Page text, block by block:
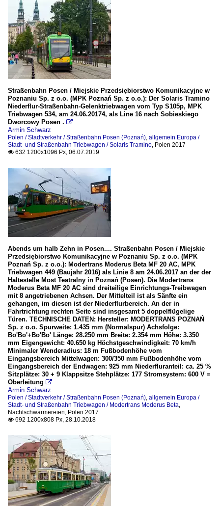
Straßenbahn Posen / Miejskie Przedsiębiorstwo Komunikacyjne w
Poznaniu Sp. z o.o. (MPK Poznań Sp. z o.o.): Der Solaris Tramino
Niederflur-Straßenbahn-Gelenktriebwagen vom Typ S105p, MPK
Triebwagen 534, am 24.06.20174, als Line 16 nach Sobieskiego
Dworcowy Posen . 
Armin Schwarz
Polen / Stadtverkehr / Straßenbahn Posen (Poznań), allgemein Europa /
Stadt- und Straßenbahn Triebwagen / Solaris Tramino, Polen 2017
 632 1200x1096 Px, 06.07.2019
Abends um halb Zehn in Posen.... Straßenbahn Posen / Miejskie
Przedsiębiorstwo Komunikacyjne w Poznaniu Sp. z o.o. (MPK
Poznań Sp. z o.o.): Modertrans Moderus Beta MF 20 AC, MPK
Triebwagen 449 (Baujahr 2016) als Linie 8 am 24.06.2017 an der der
Haltestelle Most Teatralny in Poznań (Posen). Die Modertrans
Moderus Beta MF 20 AC sind dreiteilige Einrichtungs-Treibwagen
mit 8 angetriebenen Achsen. Der Mittelteil ist als Sänfte ein
gehangen, im diesen ist der Niederflurbereich. An der in
Fahrtrichtung rechten Seite sind insgesamt 5 doppelflügelige
Türen. TECHNISCHE DATEN: Hersteller: MODERTRANS POZNAŃ
Sp. z o.o. Spurweite: 1.435 mm (Normalspur) Achsfolge:
Bo'Bo'+Bo'Bo' Länge: 28.250 mm Breite: 2.354 mm Höhe: 3.350
mm Eigengewicht: 40.650 kg Höchstgeschwindigkeit: 70 km/h
Minimaler Wenderadius: 18 m Fußbodenhöhe vom
Eingangsbereich Mittelwagen: 300/350 mm Fußbodenhöhe vom
Eingangsbereich der Endwagen: 925 mm Niederfluranteil: ca. 25 %
Sitzplätze: 30 + 9 Klappsitze Stehplätze: 177 Stromsystem: 600 V =
Oberleitung 
Armin Schwarz
Polen / Stadtverkehr / Straßenbahn Posen (Poznań), allgemein Europa /
Stadt- und Straßenbahn Triebwagen / Modertrans Moderus Beta,
Nachtschwärmereien, Polen 2017
 692 1200x808 Px, 28.10.2018